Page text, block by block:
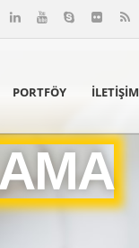
PORTFÖY İLETIŞIM